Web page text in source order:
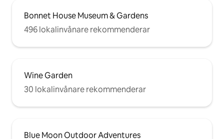
Bonnet House Museum & Gardens
496 lokalinvånare rekommenderar
Wine Garden
30 lokalinvånare rekommenderar
Blue Moon Outdoor Adventures